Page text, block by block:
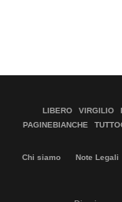
LIBERO VIRGILIO
PAGINEBIANCHE
Chi siamo Note Legali